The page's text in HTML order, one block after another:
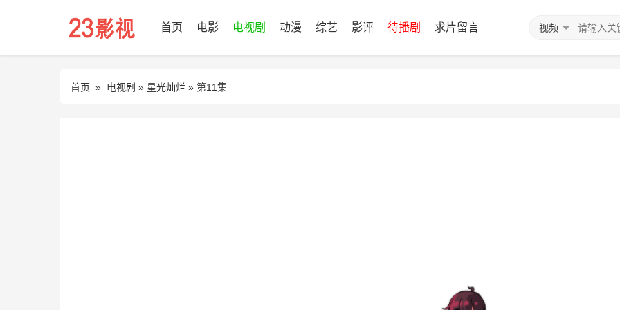
首页 电影 电视剧 动漫 综艺 影评 待播剧 求片留言 视频
首页 » 电视剧 » 星光灿烂 » 第11集